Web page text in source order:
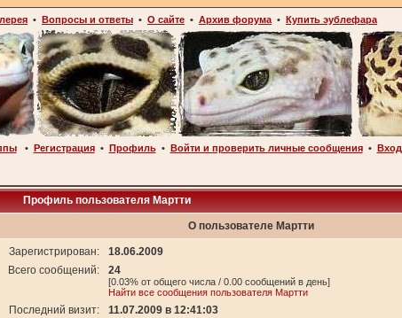
• Вопросы и ответы • О сайте • Архив форума • Купить эублефара
• Регистрация• Профиль• Войти и проверить личные сообщения• Вход
Профиль пользователя Мартти
О пользователе Мартти
Зарегистрирован:
18.06.2009
Всего сообщений:
24
[0.03% от общего числа / 0.00 сообщений в день]
Найти все сообщения пользователя Мартти
Последний визит:
11.07.2009 в 12:41:03